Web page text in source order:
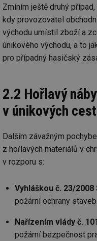
Zmíním ještě druhý
kdy provozovatel
východu umístil zboží a
únikového východu, a to
pro případný hasičský
2.2 Hořlavý
v únikových
Dalším závažným
z hořlavých materiálů v
v rozporu s:
Vyhláškou č. 23/2008
požární ochrany staveb
Nařízením vlády č.
požární bezpečnost